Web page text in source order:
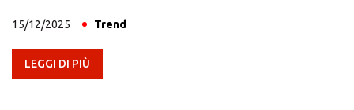
15/12/2025 Trend
LEGGI DI PIÙ